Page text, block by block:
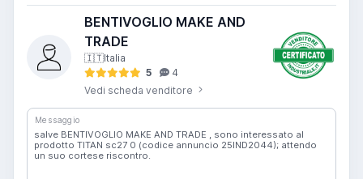
BENTIVOGLIO MAKE AND
TRADE
🇮🇹Italia
5
4
Vedi scheda venditore
Messaggio